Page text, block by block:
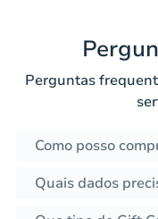
Perguntas
Como posso
Quais dados